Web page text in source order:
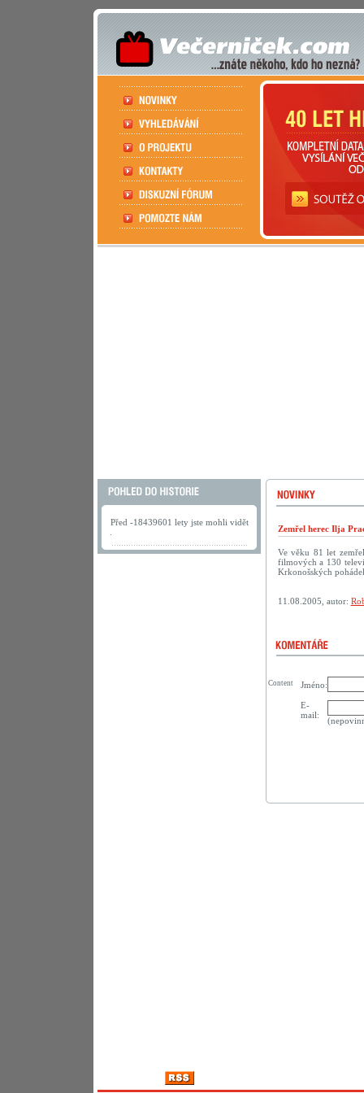
Před -18439601 lety jste mohli vidět
Zemřel herec Ilja
Ve věku 81 let
filmových a 130
Krkonošských
11.08.2005, autor:
Jméno:
E-
mail:
Content